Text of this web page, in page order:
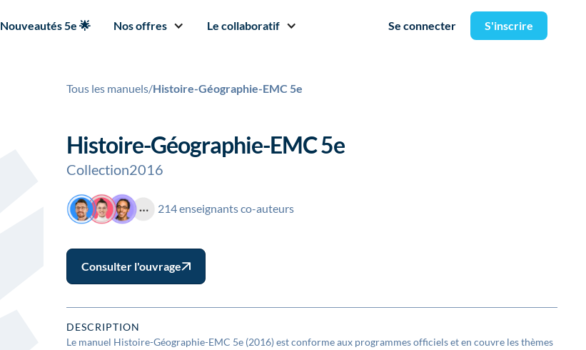
Nouveautés 5e 🌟 Nos offres Le collaboratif Se connecter S'inscrire
Tous les manuels/Histoire-Géographie-EMC 5e
Histoire-Géographie-EMC 5e
Collection2016
214 enseignants co-auteurs
Consulter l'ouvrage
DESCRIPTION
Le manuel Histoire-Géographie-EMC 5e (2016) est conforme aux programmes officiels et en couvre les thèmes